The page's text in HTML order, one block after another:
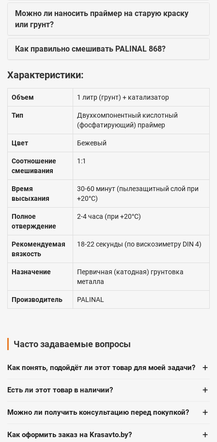
Можно ли наносить праймер на старую краску
или грунт?
Как правильно смешивать PALINAL 868?
Характеристики:
Объем 1 литр (грунт) + катализатор
Тип
Двухкомпонентный кислотный
(фосфатирующий) праймер
Цвет Бежевый
Соотношение
смешивания
1:1
Время
высыхания
30-60 минут (пылезащитный слой при
+20°C)
Полное
отверждение
2-4 часа (при +20°C)
Рекомендуемая
вязкость
18-22 секунды (по вискозиметру DIN 4)
Назначение
Первичная (катодная) грунтовка
металла
Производитель PALINAL
Часто задаваемые вопросы
Как понять, подойдёт ли этот товар для моей задачи? +
Есть ли этот товар в наличии? +
Можно ли получить консультацию перед покупкой? +
Как оформить заказ на Krasavto.by? +